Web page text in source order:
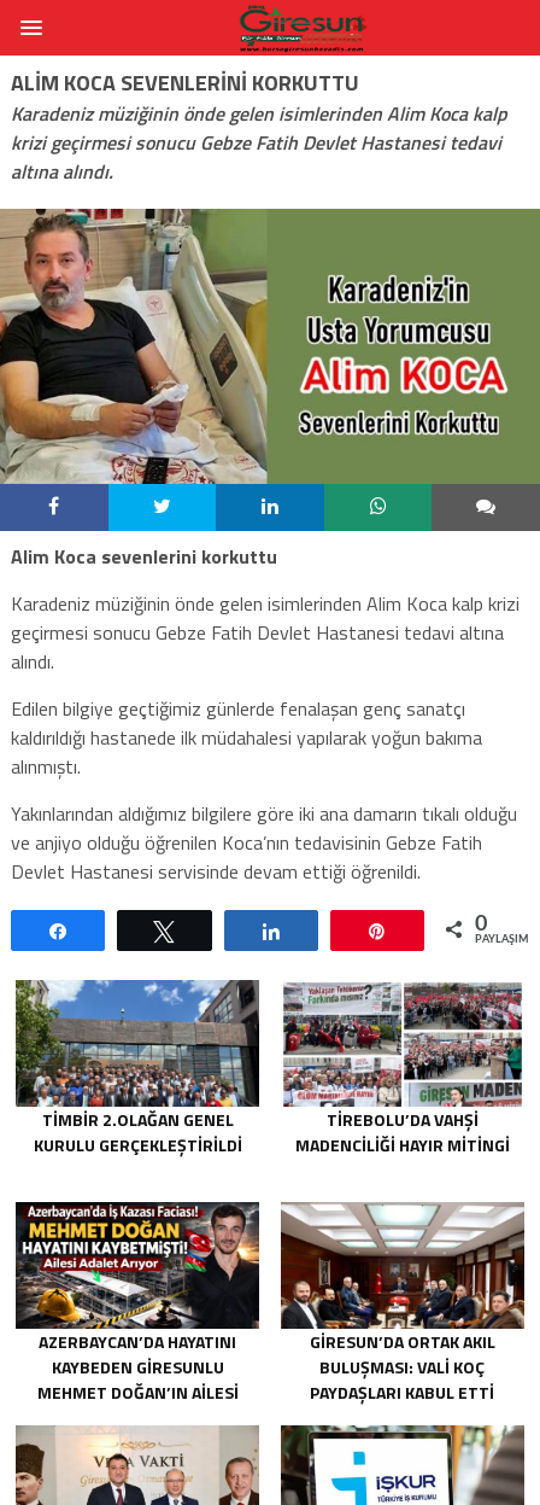
ALIM KOCA SEVENLERINI KORKUTTU
Karadeniz müziğinin önde gelen isimlerinden Alim Koca kalp
krizi geçirmesi sonucu Gebze Fatih Devlet Hastanesi tedavi
altına alındı.
Alim Koca sevenlerini korkuttu
Karadeniz müziğinin önde gelen isimlerinden Alim Koca kalp krizi
geçirmesi sonucu Gebze Fatih Devlet Hastanesi tedavi altına
alındı.
Edilen bilgiye geçtiğimiz günlerde fenalaşan genç sanatçı
kaldırıldığı hastanede ilk müdahalesi yapılarak yoğun bakıma
alınmıştı.
Yakınlarından aldığımız bilgilere göre iki ana damarın tıkalı olduğu
ve anjiyo olduğu öğrenilen Koca’nın tedavisinin Gebze Fatih
Devlet Hastanesi servisinde devam ettiği öğrenildi.
0
TİMBİR 2.OLAĞAN GENEL
KURULU GERÇEKLEŞTIRILDI
TIREBOLU’DA VAHŞI
MADENCILIĞI HAYIR MITINGI
AZERBAYCAN’DA HAYATINI
KAYBEDEN GIRESUNLU
MEHMET DOĞAN’IN AILESI
GIRESUN’DA ORTAK AKIL
BULUŞMASI: VALI KOÇ
PAYDAŞLARI KABUL ETTI